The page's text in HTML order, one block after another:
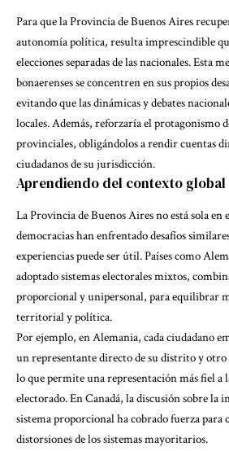
Para que la Provincia de Buenos Aires
autonomía política, resulta imprescindible
elecciones separadas de las nacionales. Esta
bonaerenses se concentren en sus propios
evitando que las dinámicas y debates
locales. Además, reforzaría el protagonismo
provinciales, obligándolos a rendir cuentas
ciudadanos de su jurisdicción.
Aprendiendo del contexto global
La Provincia de Buenos Aires no está sola en
democracias han enfrentado desafíos
experiencias puede ser útil. Países como
adoptado sistemas electorales mixtos,
proporcional y unipersonal, para equilibrar
territorial y política.
Por ejemplo, en Alemania, cada ciudadano
un representante directo de su distrito y
lo que permite una representación más fiel a
electorado. En Canadá, la discusión sobre la
sistema proporcional ha cobrado fuerza para
distorsiones de los sistemas mayoritarios.